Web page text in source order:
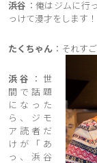
浜谷 ：俺はジムに行
っけて漫才をします！
たくちゃん ：それす
浜谷 ：世
間で話題
になった
ら、ジモ
ア読者だ
けが「あ
っ、浜谷